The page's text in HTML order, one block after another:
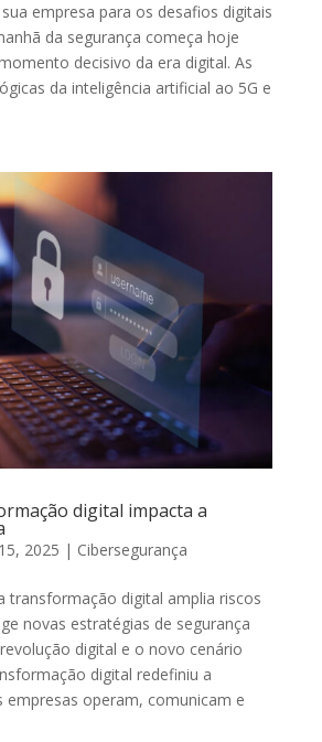
empresa para os desafios digitais
da segurança começa hoje
decisivo da era digital. As
da inteligência artificial ao 5G e
digital impacta a
2025 | Cibersegurança
transformação digital amplia riscos
novas estratégias de segurança
digital e o novo cenário
digital redefiniu a
empresas operam, comunicam e